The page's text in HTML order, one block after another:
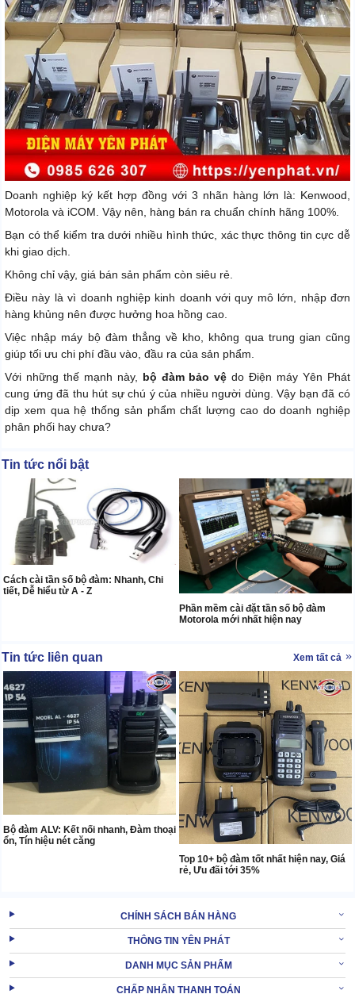
Doanh nghiệp ký kết hợp đồng với 3 nhãn hàng lớn là: Kenwood,
Motorola và iCOM. Vậy nên, hàng bán ra chuẩn chính hãng 100%.
Bạn có thể kiểm tra dưới nhiều hình thức, xác thực thông tin cực dễ
khi giao dịch.
Không chỉ vậy, giá bán sản phẩm còn siêu rẻ.
Điều này là vì doanh nghiệp kinh doanh với quy mô lớn, nhập đơn
hàng khủng nên được hưởng hoa hồng cao.
Việc nhập máy bộ đàm thẳng về kho, không qua trung gian cũng
giúp tối ưu chi phí đầu vào, đầu ra của sản phẩm.
Với những thế mạnh này, bộ đàm bảo vệ do Điện máy Yên Phát
cung ứng đã thu hút sự chú ý của nhiều người dùng. Vậy bạn đã có
dịp xem qua hệ thống sản phẩm chất lượng cao do doanh nghiệp
phân phối hay chưa?
Tin tức nổi bật
Cách cài tần số bộ đàm: Nhanh, Chi
tiết, Dễ hiểu từ A - Z
Phần mềm cài đặt tần số bộ đàm
Motorola mới nhất hiện nay
Tin tức liên quan Xem tất cả
Bộ đàm ALV: Kết nối nhanh, Đàm thoại
ổn, Tín hiệu nét căng
Top 10+ bộ đàm tốt nhất hiện nay, Giá
rẻ, Ưu đãi tới 35%
CHÍNH SÁCH BÁN HÀNG
THÔNG TIN YÊN PHÁT
DANH MỤC SẢN PHẨM
CHẤP NHẬN THANH TOÁN